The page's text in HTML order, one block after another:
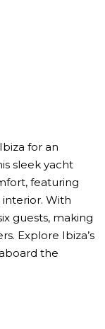
for an
sleek yacht
featuring
With
guests, making
Explore Ibiza’s
the